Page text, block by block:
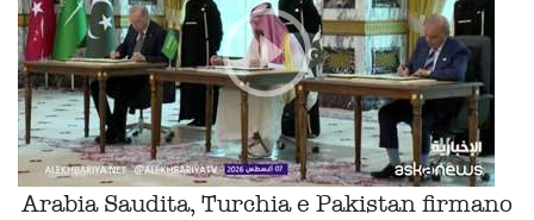
Arabia Saudita, Turchia e Pakistan firmano